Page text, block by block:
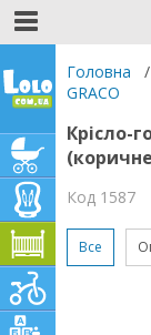
Головна /
GRACO
Крісло-
Код 1587
Все